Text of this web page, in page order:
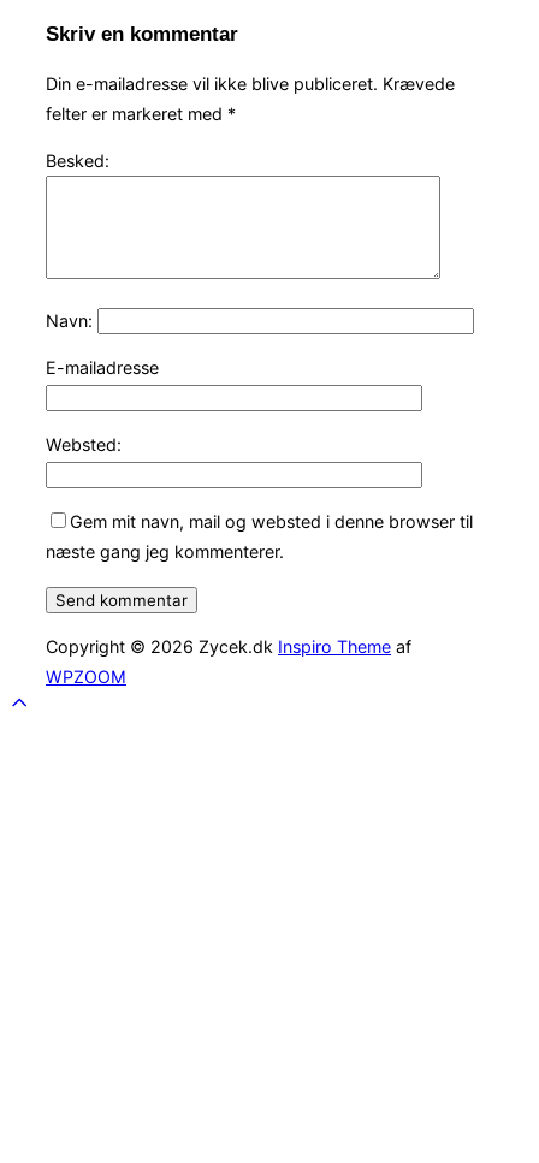
Skriv en kommentar
Din e-mailadresse vil ikke blive publiceret. Krævede
felter er markeret med *
Besked:
Navn:
E-mailadresse
Websted:
Gem mit navn, mail og websted i denne browser til
næste gang jeg kommenterer.
Copyright © 2026 Zycek.dk Inspiro Theme af
WPZOOM